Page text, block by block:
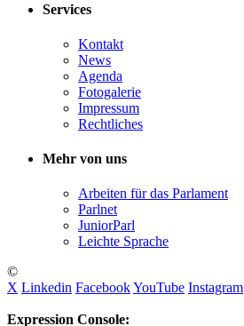
Services
Kontakt
News
Agenda
Fotogalerie
Impressum
Rechtliches
Mehr von uns
Arbeiten für das Parlament
Parlnet
JuniorParl
Leichte Sprache
©
X Linkedin FacebookYouTube Instagram
Expression Console: